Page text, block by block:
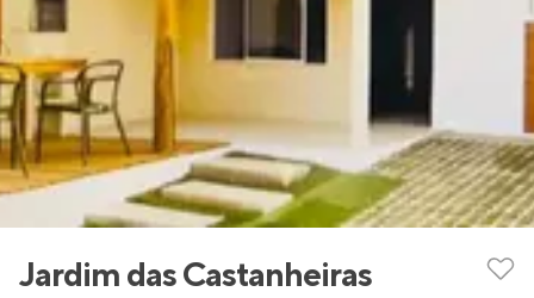
Jardim das Castanheiras